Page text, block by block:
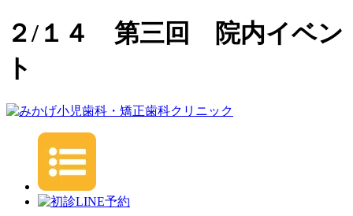
２/１４ 第三回 院内イベン
ト